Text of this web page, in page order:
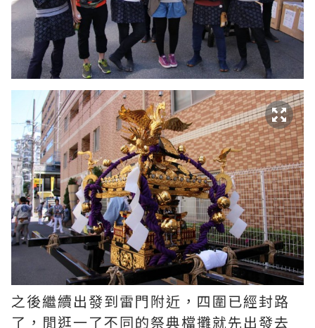
之後繼續出發到雷門附近，四圍已經封路
了，閒逛一了不同的祭典檔攤就先出發去